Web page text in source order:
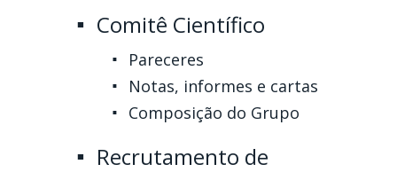
Comitê Científico
Pareceres
Notas, informes e cartas
Composição do Grupo
Recrutamento de